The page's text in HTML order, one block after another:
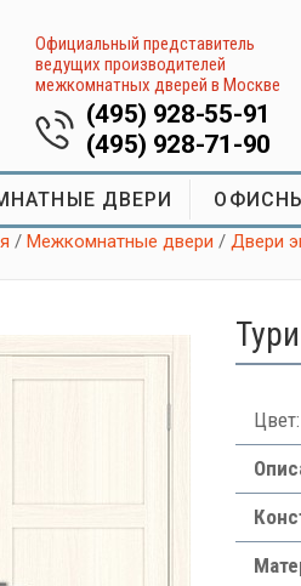
Официальный представитель
ведущих производителей
межкомнатных дверей в Москве
(495) 928-55-91
(495) 928-71-90
ДВЕРИ
/Межкомнатные двери /Двери
Цвет: